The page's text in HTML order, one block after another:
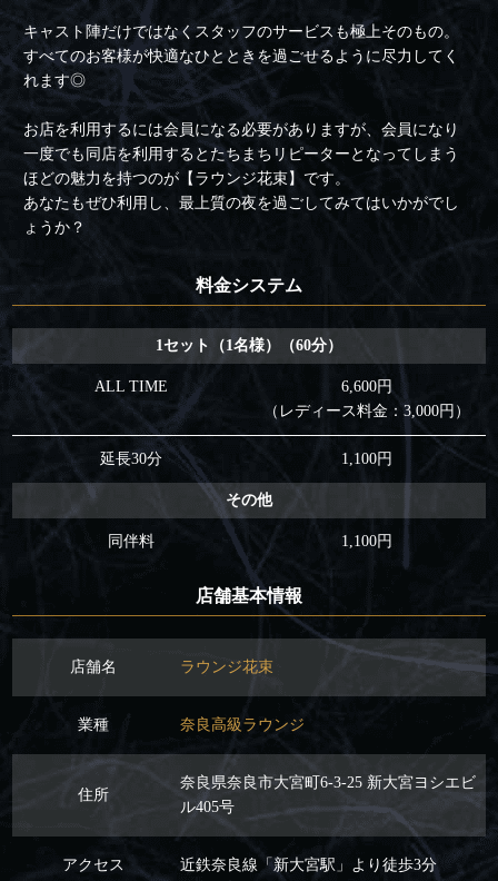
キャスト陣だけではなくスタッフのサービスも極上そのもの。
すべてのお客様が快適なひとときを過ごせるように尽力してく
れます◎
お店を利用するには会員になる必要がありますが、会員になり
一度でも同店を利用するとたちまちリピーターとなってしまう
ほどの魅力を持つのが【ラウンジ花束】です。
あなたもぜひ利用し、最上質の夜を過ごしてみてはいかがでし
ょうか？
料金システム
1セット（1名様）（60分）
ALL TIME
6,600円
（レディース料金：3,000円）
延長30分 1,100円
その他
同伴料 1,100円
店舗基本情報
店舗名 ラウンジ花束
業種 奈良高級ラウンジ
住所
奈良県奈良市大宮町6-3-25 新大宮ヨシエビ
ル405号
アクセス 近鉄奈良線「新大宮駅」より徒歩3分